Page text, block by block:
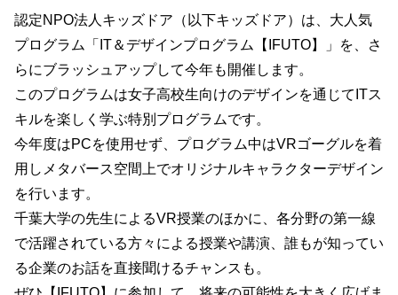
認定NPO法人キッズドア（以下キッズドア）は、大人気
プログラム「IT＆デザインプログラム【IFUTO】」を、さ
らにブラッシュアップして今年も開催します。
このプログラムは女子高校生向けのデザインを通じてITス
キルを楽しく学ぶ特別プログラムです。
今年度はPCを使用せず、プログラム中はVRゴーグルを着
用しメタバース空間上でオリジナルキャラクターデザイン
を行います。
千葉大学の先生によるVR授業のほかに、各分野の第一線
で活躍されている方々による授業や講演、誰もが知ってい
る企業のお話を直接聞けるチャンスも。